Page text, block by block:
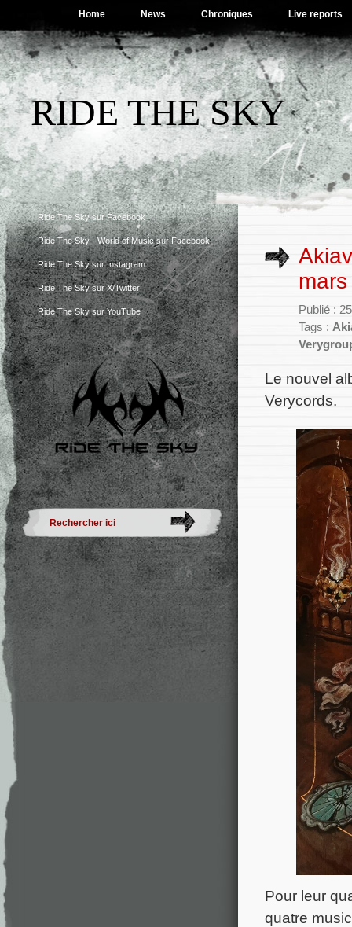
Home News Chroniques Live reports
RIDE THE SKY
Ride The Sky sur Facebook
Ride The Sky - World of Music sur Facebook
Ride The Sky sur Instagram
Ride The Sky sur X/Twitter
Ride The Sky sur YouTube
Publié :
Tags :
Le nouvel
Verycords.
Pour leur
quatre